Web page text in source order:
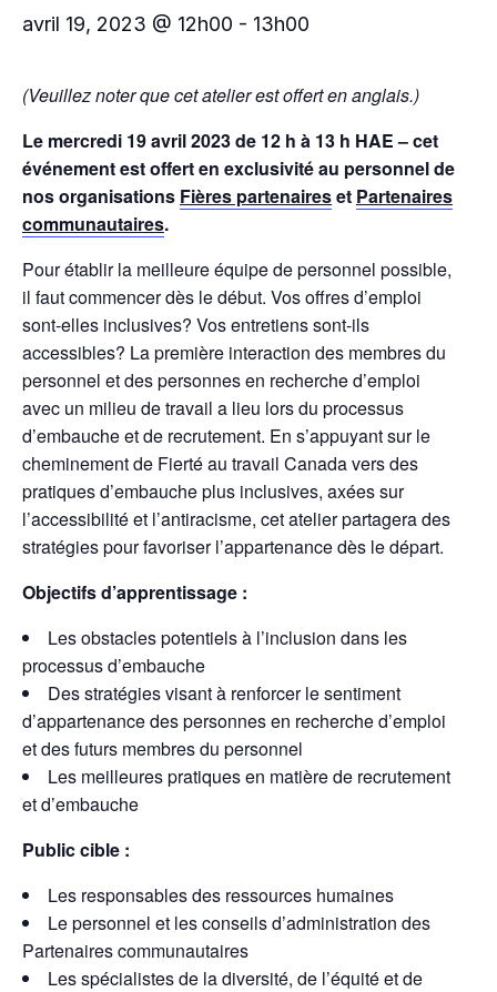
avril 19, 2023 @ 12h00 - 13h00
(Veuillez noter que cet atelier est offert en anglais.)
Le mercredi 19 avril 2023 de 12 h à 13 h HAE – cet
événement est offert en exclusivité au personnel de
nos organisations Fières partenaireset Partenaires
communautaires.
Pour établir la meilleure équipe de personnel possible,
il faut commencer dès le début. Vos offres d’emploi
sont-elles inclusives? Vos entretiens sont-ils
accessibles? La première interaction des membres du
personnel et des personnes en recherche d’emploi
avec un milieu de travail a lieu lors du processus
d’embauche et de recrutement. En s’appuyant sur le
cheminement de Fierté au travail Canada vers des
pratiques d’embauche plus inclusives, axées sur
l’accessibilité et l’antiracisme, cet atelier partagera des
stratégies pour favoriser l’appartenance dès le départ.
Objectifs d’apprentissage :
Les obstacles potentiels à l’inclusion dans les
processus d’embauche
Des stratégies visant à renforcer le sentiment
d’appartenance des personnes en recherche d’emploi
et des futurs membres du personnel
Les meilleures pratiques en matière de recrutement
et d’embauche
Public cible :
Les responsables des ressources humaines
Le personnel et les conseils d’administration des
Partenaires communautaires
Les spécialistes de la diversité, de l’équité et de